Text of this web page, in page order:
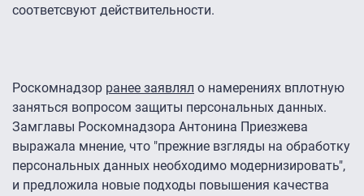
соответсвуют действительности.
Роскомнадзор ранее заявлял о намерениях вплотную
заняться вопросом защиты персональных данных.
Замглавы Роскомнадзора Антонина Приезжева
выражала мнение, что "прежние взгляды на обработку
персональных данных необходимо модернизировать",
и предложила новые подходы повышения качества